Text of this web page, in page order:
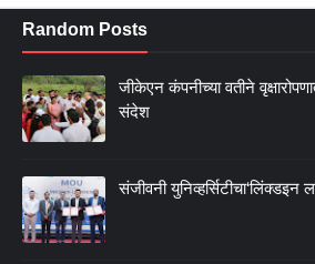
Random Posts
जीकेएन कंपनीच्या वतीने
संदेश
संजीवनी युनिव्हर्सिटीचा‘लिंक्डइन